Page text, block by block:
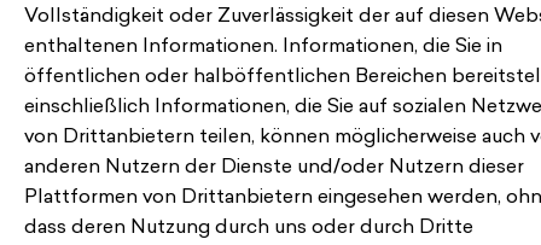
Vollständigkeit oder Zuverlässigkeit der auf diesen
enthaltenen Informationen. Informationen, die Sie in
öffentlichen oder halböffentlichen Bereichen
einschließlich Informationen, die Sie auf sozialen
von Drittanbietern teilen, können möglicherweise auch
anderen Nutzern der Dienste und/oder Nutzern dieser
Plattformen von Drittanbietern eingesehen werden,
dass deren Nutzung durch uns oder durch Dritte